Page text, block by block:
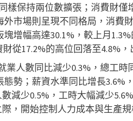
樣保持兩位數擴張；消費財僅
市場則呈現不同格局，消費
增幅高達30.1%，較上月
從17.2%的高位回落至4.8%，
業人數同比減少0.3%，總工時
勢；薪資水準同比增長3.6%
減少0.5%，工時大幅減少
，開始控制人力成本與生產規